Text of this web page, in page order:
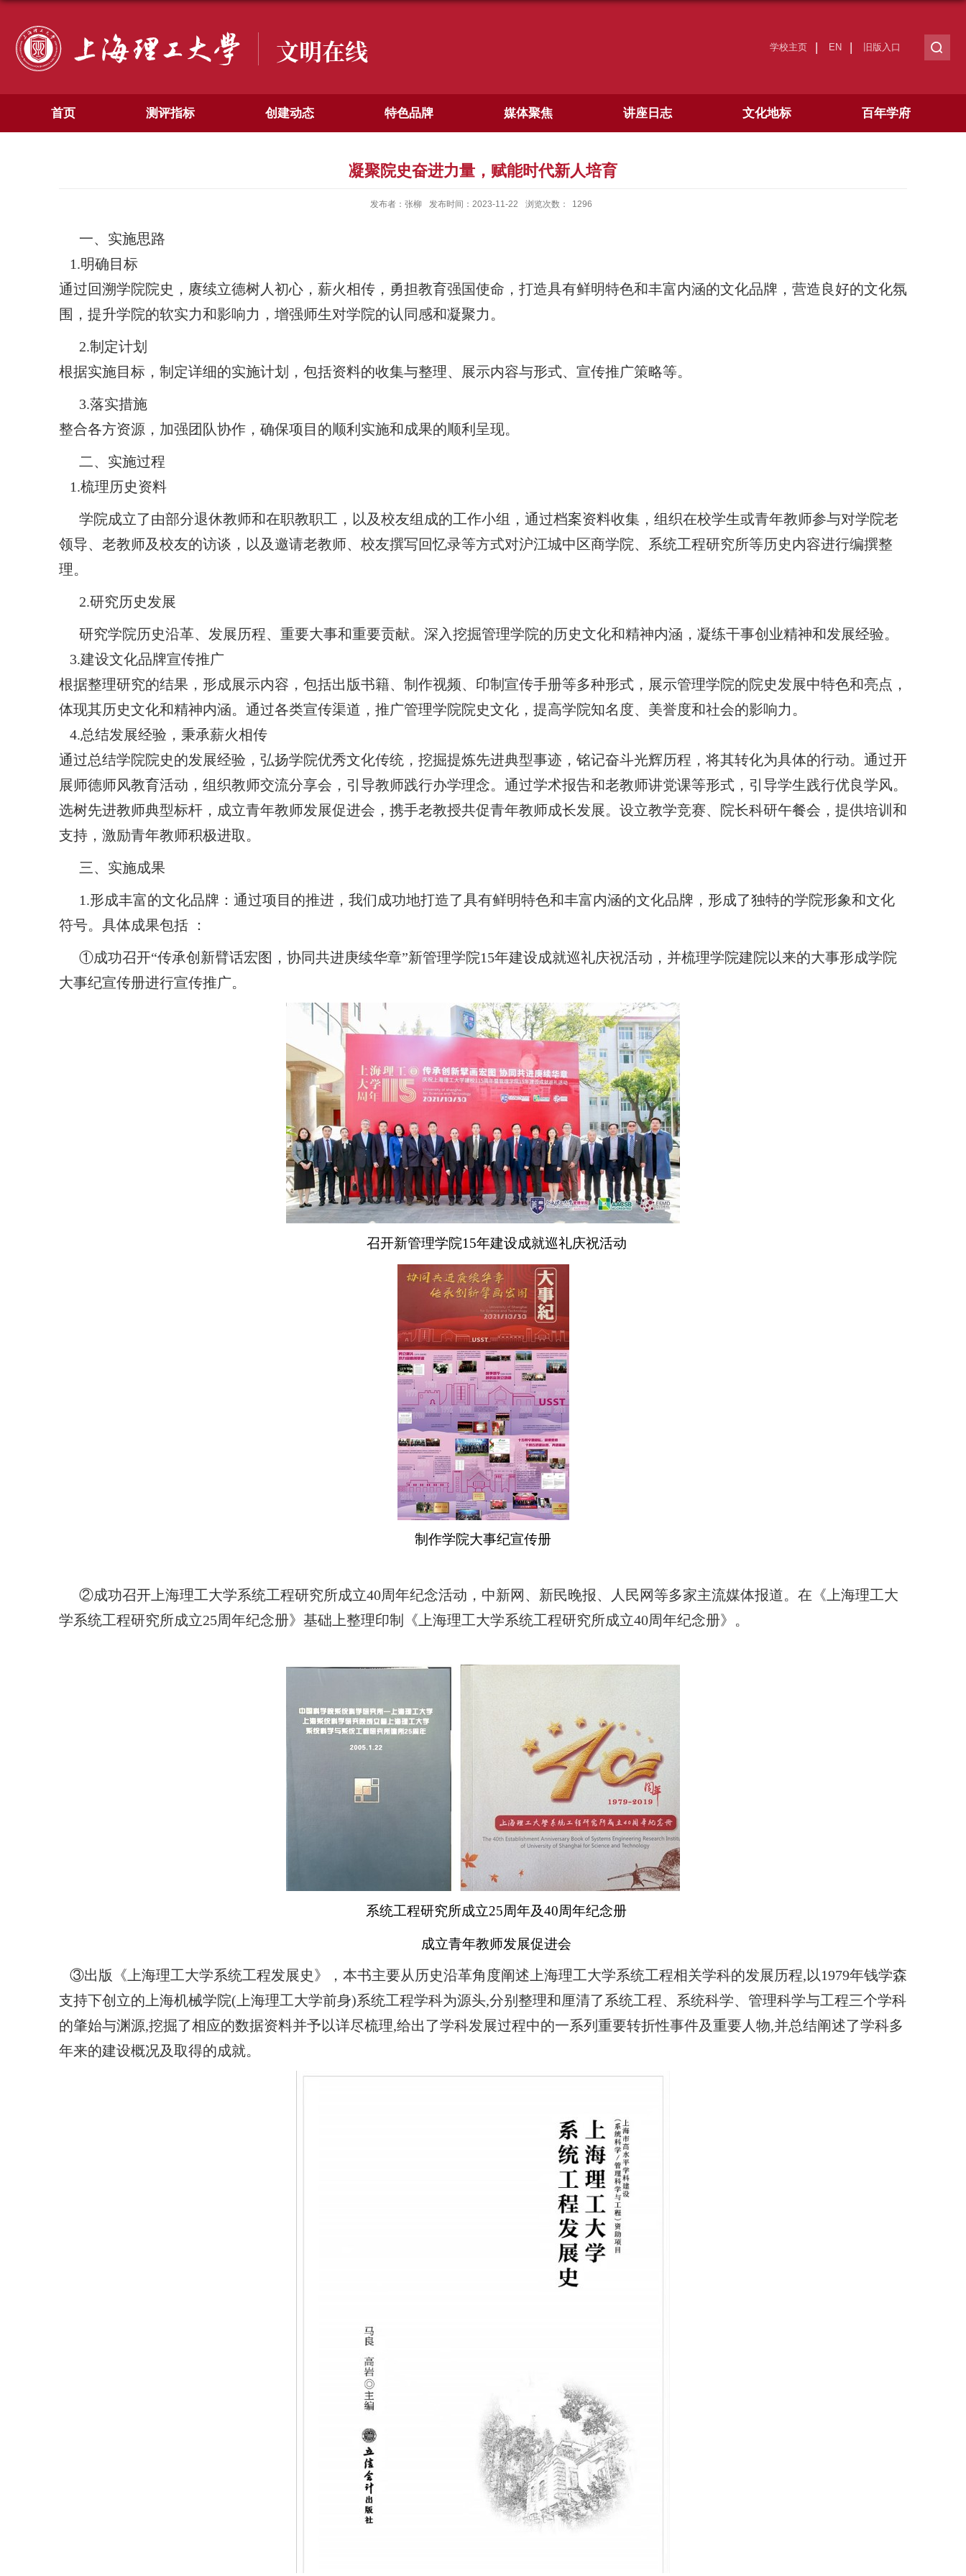
文明在线 学校主页 EN 旧版入口
首页 测评指标 创建动态 特色品牌 媒体聚焦 讲座日志 文化地标 百年学府
凝聚院史奋进力量，赋能时代新人培育
发布者：张柳 发布时间：2023-11-22 浏览次数： 1296
一、实施思路
1.明确目标
通过回溯学院院史，赓续立德树人初心，薪火相传，勇担教育强国使命，打造具有鲜明特色和丰富内涵的文化品牌，营造良好的文化氛
围，提升学院的软实力和影响力，增强师生对学院的认同感和凝聚力。
2.制定计划
根据实施目标，制定详细的实施计划，包括资料的收集与整理、展示内容与形式、宣传推广策略等。
3.落实措施
整合各方资源，加强团队协作，确保项目的顺利实施和成果的顺利呈现。
二、实施过程
1.梳理历史资料
学院成立了由部分退休教师和在职教职工，以及校友组成的工作小组，通过档案资料收集，组织在校学生或青年教师参与对学院老
领导、老教师及校友的访谈，以及邀请老教师、校友撰写回忆录等方式对沪江城中区商学院、系统工程研究所等历史内容进行编撰整
理。
2.研究历史发展
研究学院历史沿革、发展历程、重要大事和重要贡献。深入挖掘管理学院的历史文化和精神内涵，凝练干事创业精神和发展经验。
3.建设文化品牌宣传推广
根据整理研究的结果，形成展示内容，包括出版书籍、制作视频、印制宣传手册等多种形式，展示管理学院的院史发展中特色和亮点，
体现其历史文化和精神内涵。通过各类宣传渠道，推广管理学院院史文化，提高学院知名度、美誉度和社会的影响力。
4.总结发展经验，秉承薪火相传
通过总结学院院史的发展经验，弘扬学院优秀文化传统，挖掘提炼先进典型事迹，铭记奋斗光辉历程，将其转化为具体的行动。通过开
展师德师风教育活动，组织教师交流分享会，引导教师践行办学理念。通过学术报告和老教师讲党课等形式，引导学生践行优良学风。
选树先进教师典型标杆，成立青年教师发展促进会，携手老教授共促青年教师成长发展。设立教学竞赛、院长科研午餐会，提供培训和
支持，激励青年教师积极进取。
三、实施成果
1.形成丰富的文化品牌：通过项目的推进，我们成功地打造了具有鲜明特色和丰富内涵的文化品牌，形成了独特的学院形象和文化
符号。具体成果包括 ：
①成功召开“传承创新臂话宏图，协同共进庚续华章”新管理学院15年建设成就巡礼庆祝活动，并梳理学院建院以来的大事形成学院
大事纪宣传册进行宣传推广。
召开新管理学院15年建设成就巡礼庆祝活动
制作学院大事纪宣传册
②成功召开上海理工大学系统工程研究所成立40周年纪念活动，中新网、新民晚报、人民网等多家主流媒体报道。在《上海理工大
学系统工程研究所成立25周年纪念册》基础上整理印制《上海理工大学系统工程研究所成立40周年纪念册》。
系统工程研究所成立25周年及40周年纪念册
成立青年教师发展促进会
③出版《上海理工大学系统工程发展史》，本书主要从历史沿革角度阐述上海理工大学系统工程相关学科的发展历程,以1979年钱学森
支持下创立的上海机械学院(上海理工大学前身)系统工程学科为源头,分别整理和厘清了系统工程、系统科学、管理科学与工程三个学科
的肇始与渊源,挖掘了相应的数据资料并予以详尽梳理,给出了学科发展过程中的一系列重要转折性事件及重要人物,并总结阐述了学科多
年来的建设概况及取得的成就。